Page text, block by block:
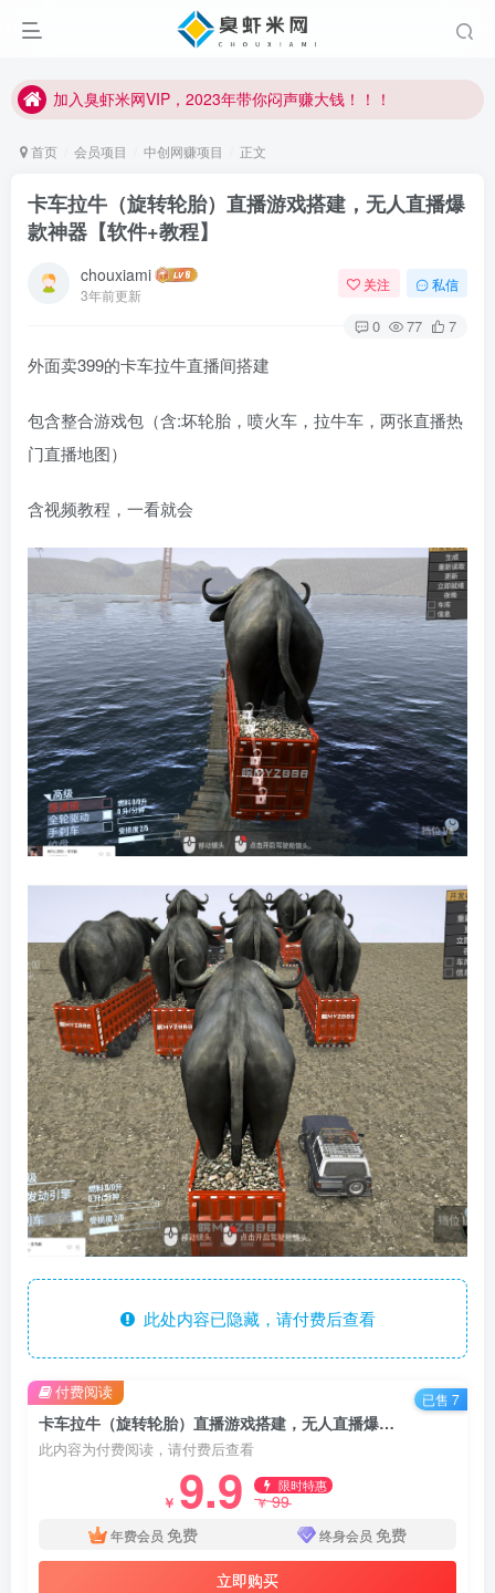
加入臭虾米网VIP，2023年带你闷声赚大钱！！！
加入臭虾米网VIP，2023年带你闷声赚大钱！！！
首页 会员项目 中创网赚项目 正文
卡车拉牛（旋转轮胎）直播游戏搭建，无人直播爆
款神器【软件+教程】
chouxiami
3年前更新
关注 私信
0 77 7
外面卖399的卡车拉牛直播间搭建
包含整合游戏包（含:坏轮胎，喷火车，拉牛车，两张直播热
门直播地图）
含视频教程，一看就会
此处内容已隐藏，请付费后查看
卡车拉牛（旋转轮胎）直播游戏搭建，无人直播爆款神器【软件+教程】
此内容为付费阅读，请付费后查看
￥ 9.9 限时特惠
￥99
年费会员 免费 终身会员 免费
立即购买
付费阅读 已售 7